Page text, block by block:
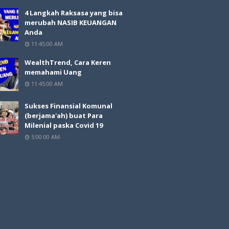
4 Langkah Raksasa yang bisa
merubah NASIB KEUANGAN
Anda
11:45:00 AM
WealthTrend, Cara Keren
memahami Uang
11:45:00 AM
Sukses Finansial Komunal
(berjama'ah) buat Para
Milenial paska Covid 19
5:00:00 AM